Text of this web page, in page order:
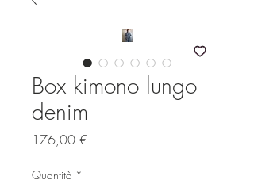
Box kimono lungo
denim
176,00 €
Quantità *